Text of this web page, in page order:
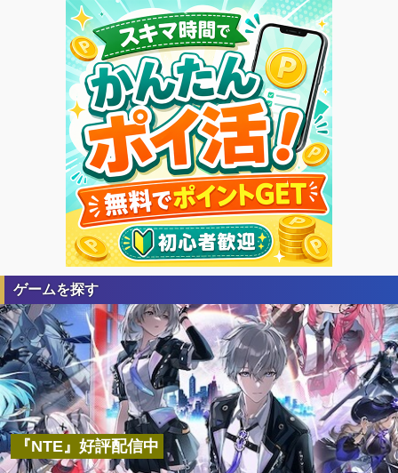
ゲームを探す
『NTE』好評配信中